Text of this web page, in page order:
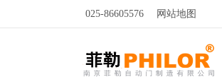
025-86605576 网站地图